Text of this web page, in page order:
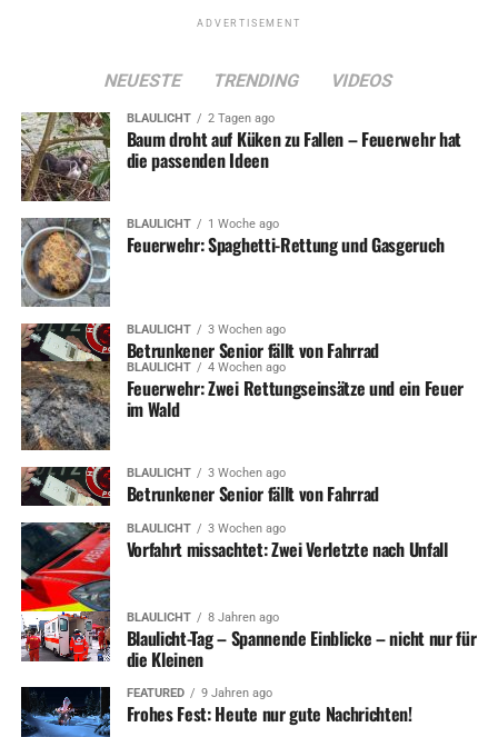
ADVERTISEMENT
NEUESTE TRENDING VIDEOS
BLAULICHT 2 Tagen ago
Baum droht auf Küken zu Fallen – Feuerwehr hat
die passenden Ideen
BLAULICHT 1 Woche ago
Feuerwehr: Spaghetti-Rettung und Gasgeruch
BLAULICHT 3 Wochen ago
Betrunkener Senior fällt von Fahrrad
BLAULICHT 4 Wochen ago
Feuerwehr: Zwei Rettungseinsätze und ein Feuer
im Wald
BLAULICHT 3 Wochen ago
Betrunkener Senior fällt von Fahrrad
BLAULICHT 3 Wochen ago
Vorfahrt missachtet: Zwei Verletzte nach Unfall
BLAULICHT 8 Jahren ago
Blaulicht-Tag – Spannende Einblicke – nicht nur für
die Kleinen
FEATURED 9 Jahren ago
Frohes Fest: Heute nur gute Nachrichten!